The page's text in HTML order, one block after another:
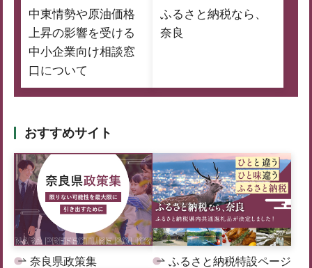
中東情勢や原油価格
上昇の影響を受ける
中小企業向け相談窓
口について
ふるさと納税なら、
奈良
おすすめサイト
奈良県政策集 ふるさと納税特設ページ